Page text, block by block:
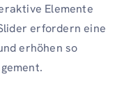
Elemente
erfordern eine
erhöhen so